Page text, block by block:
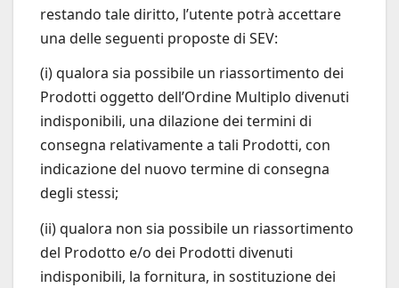
restando tale diritto, l’utente potrà accettare
una delle seguenti proposte di SEV:
(i) qualora sia possibile un riassortimento dei
Prodotti oggetto dell’Ordine Multiplo divenuti
indisponibili, una dilazione dei termini di
consegna relativamente a tali Prodotti, con
indicazione del nuovo termine di consegna
degli stessi;
(ii) qualora non sia possibile un riassortimento
del Prodotto e/o dei Prodotti divenuti
indisponibili, la fornitura, in sostituzione dei